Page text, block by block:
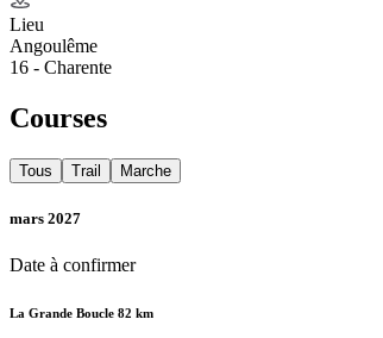
Lieu
Angoulême
16 - Charente
Courses
Tous Trail Marche
mars 2027
Date à confirmer
La Grande Boucle 82 km